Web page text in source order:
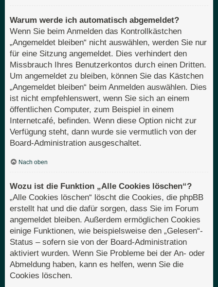
Warum werde ich automatisch abgemeldet?
Wenn Sie beim Anmelden das Kontrollkästchen
„Angemeldet bleiben“ nicht auswählen, werden Sie nur
für eine Sitzung angemeldet. Dies verhindert den
Missbrauch Ihres Benutzerkontos durch einen Dritten.
Um angemeldet zu bleiben, können Sie das Kästchen
„Angemeldet bleiben“ beim Anmelden auswählen. Dies
ist nicht empfehlenswert, wenn Sie sich an einem
öffentlichen Computer, zum Beispiel in einem
Internetcafé, befinden. Wenn diese Option nicht zur
Verfügung steht, dann wurde sie vermutlich von der
Board-Administration ausgeschaltet.
Nach oben
Wozu ist die Funktion „Alle Cookies löschen“?
„Alle Cookies löschen“ löscht die Cookies, die phpBB
erstellt hat und die dafür sorgen, dass Sie im Forum
angemeldet bleiben. Außerdem ermöglichen Cookies
einige Funktionen, wie beispielsweise den „Gelesen“-
Status – sofern sie von der Board-Administration
aktiviert wurden. Wenn Sie Probleme bei der An- oder
Abmeldung haben, kann es helfen, wenn Sie die
Cookies löschen.